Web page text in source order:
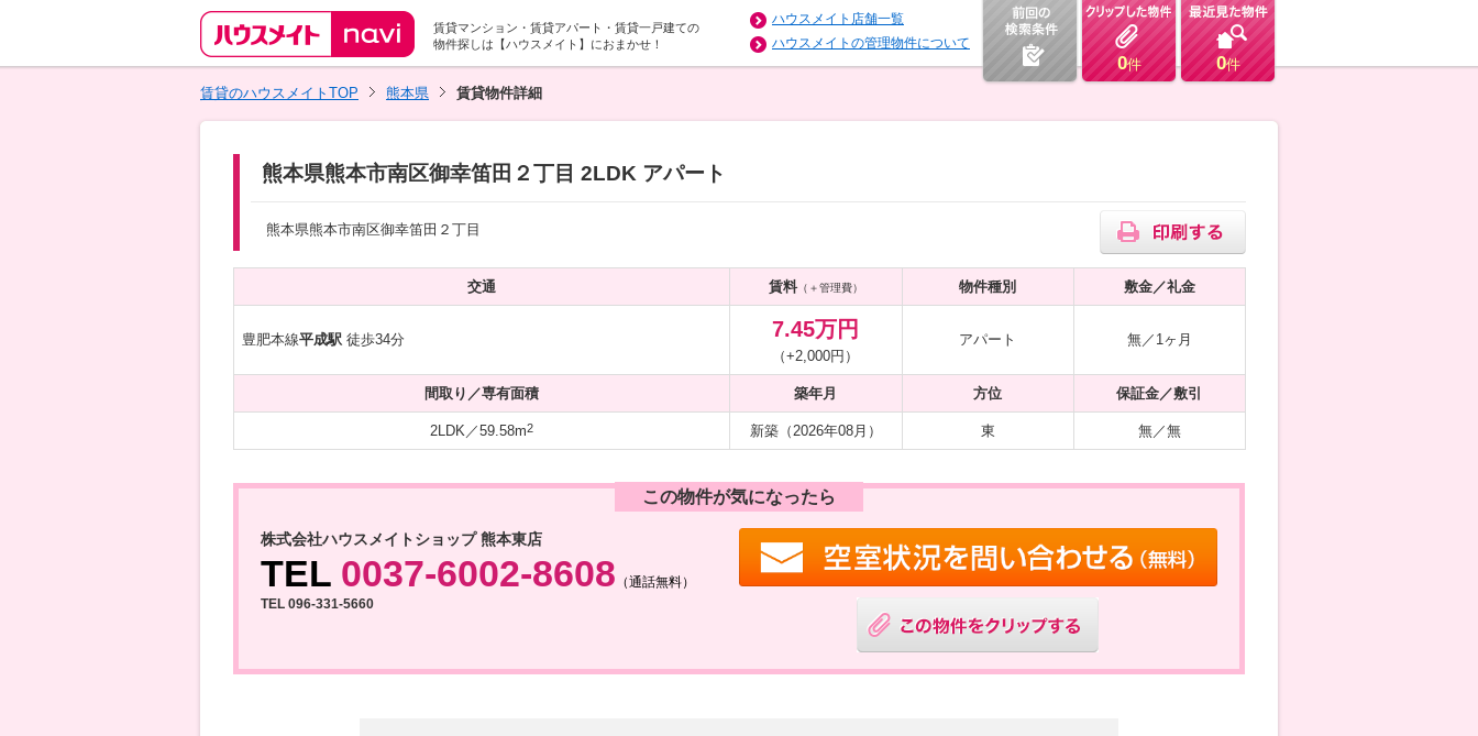
賃貸マンション・賃貸アパート・賃貸一戸建ての
物件探しは【ハウスメイト】におまかせ！
ハウスメイト店舗一覧
ハウスメイトの管理物件について
0件 0件
賃貸のハウスメイトTOP
熊本県 賃貸物件詳細
熊本県熊本市南区御幸笛田２丁目 2LDK アパート
熊本県熊本市南区御幸笛田２丁目
交通 賃料（＋管理費） 物件種別 敷金／礼金
豊肥本線平成駅徒歩34分 7.45万円
（+2,000円）
アパート 無／1ヶ月
間取り／専有面積 築年月 方位 保証金／敷引
2LDK／59.58m2 新築（2026年08月） 東 無／無
この物件が気になったら
株式会社ハウスメイトショップ 熊本東店
TEL 0037-6002-8608 （通話無料）
TEL 096-331-5660